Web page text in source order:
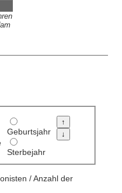
Geburtsjahr
Sterbejahr
/ Anzahl der